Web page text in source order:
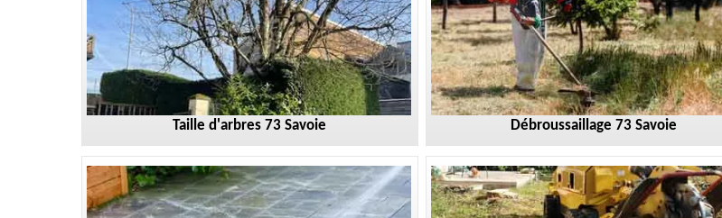
Taille d'arbres 73 Savoie Débroussaillage 73 Savoie